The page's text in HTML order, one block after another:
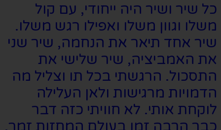
כל שיר ושיר היה ייחודי, עם קול
משלו וגוון משלו ואפילו רגש משלו.
שיר אחד תיאר את הנחמה, שיר שני
את האמביציה, שיר שלישי את
התסכול. הרגשתי בכל תו וצליל מה
הדמויות מרגישות ולאן העלילה
לוקחת אותי. לא חוויתי כזה דבר
כבר הרבה זמן בעולם המחזות זמר.